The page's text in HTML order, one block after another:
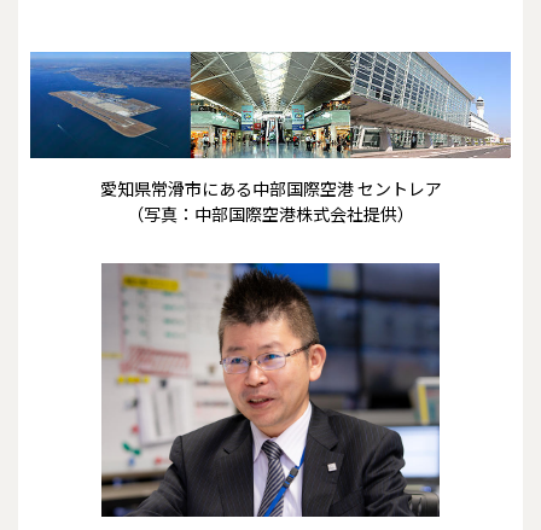
愛知県常滑市にある中部国際空港 セントレア
（写真：中部国際空港株式会社提供）